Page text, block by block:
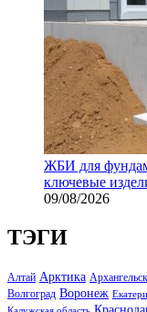
ЖБИ для
ключевые
09/08/2026
ТЭГИ
Алтай Арктика
Волгоград Воронеж